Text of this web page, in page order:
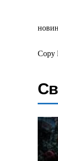
Copy